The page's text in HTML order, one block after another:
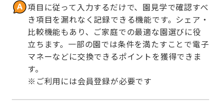
項目に従って入力するだけで、園見学で確認すべ
き項目を漏れなく記録できる機能です。シェア・
比較機能もあり、ご家庭での最適な園選びに役
立ちます。一部の園では条件を満たすことで電子
マネーなどに交換できるポイントを獲得できま
す。
※ご利用には会員登録が必要です